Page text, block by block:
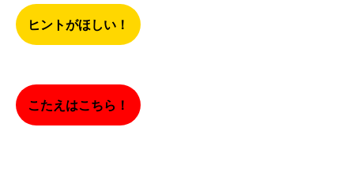
ヒントがほしい！
こたえはこちら！